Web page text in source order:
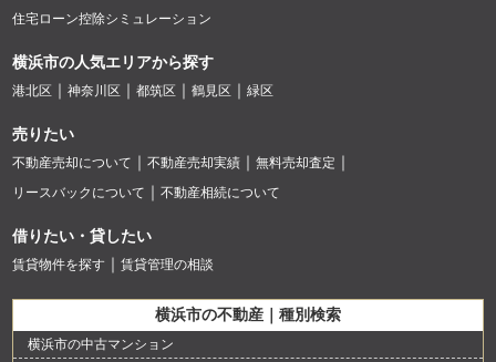
住宅ローン控除シミュレーション
横浜市の人気エリアから探す
港北区 神奈川区 都筑区 鶴見区 緑区
売りたい
不動産売却について 不動産売却実績
無料売却査定
リースバックについて
不動産相続について
借りたい・貸したい
賃貸物件を探す 賃貸管理の相談
横浜市の不動産｜種別検索
横浜市の中古マンション